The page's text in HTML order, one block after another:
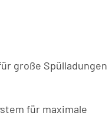
große Spülladungen
für maximale